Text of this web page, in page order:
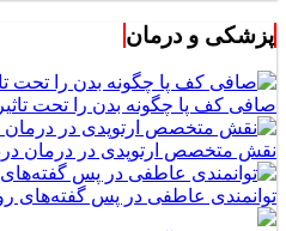
پزشکی و درمان
صافی کف پا چگونه بدن را تحت
نقش متخصص ارتوپدی در درمان
توانمندی عاطفی در پس گفته‌های